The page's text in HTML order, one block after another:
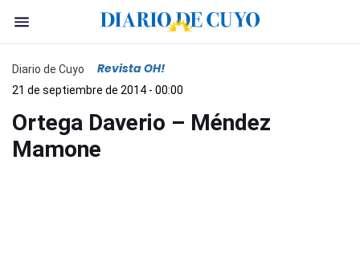
Diario de Cuyo Revista OH!
21 de septiembre de 2014 - 00:00
Ortega Daverio – Méndez
Mamone